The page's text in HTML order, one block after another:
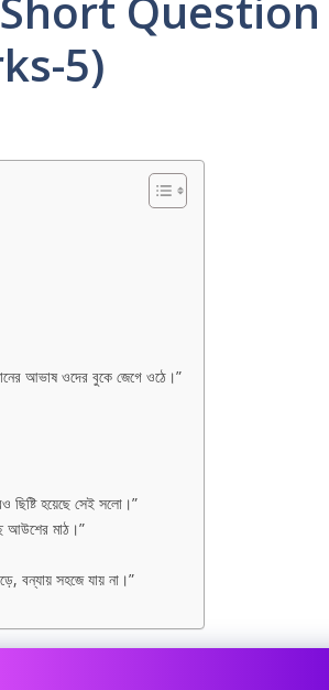
5)
আভাষ ওদের বুকে জেগে ওঠে।”
ছিষ্টি হয়েছে সেই সলো।”
আউশের মাঠ।”
বন্যায় সহজে যায় না।”